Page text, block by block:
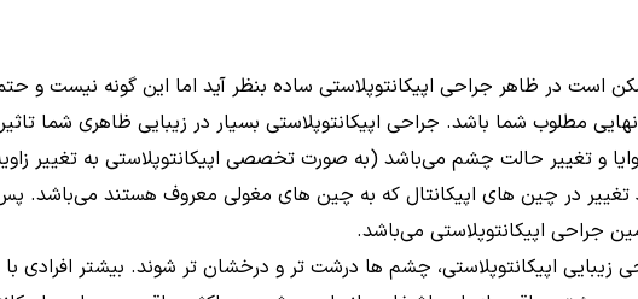
است در ظاهر جراحی اپیکانتوپلاستی ساده بنظر آید اما این گونه نیست و
مطلوب شما باشد. جراحی اپیکانتوپلاستی بسیار در زیبایی ظاهری شما
و تغییر حالت چشم می‌باشد (به صورت تخصصی اپیکانتوپلاستی به تغییر
تغییر در چین های اپیکانتال که به چین های مغولی معروف هستند می‌باشد.
جراحی اپیکانتوپلاستی می‌باشد.
اپیکانتوپلاستی، چشم ها درشت تر و درخشان تر شوند. بیشتر افرادی